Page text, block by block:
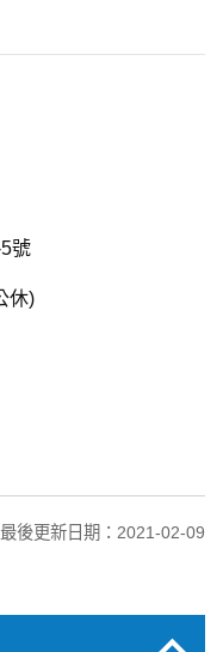
號
休)
最後更新日期：2021-02-09